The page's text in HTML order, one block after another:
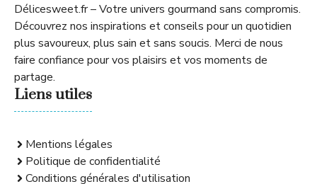
Délicesweet.fr – Votre univers gourmand sans compromis.
Découvrez nos inspirations et conseils pour un quotidien
plus savoureux, plus sain et sans soucis. Merci de nous
faire confiance pour vos plaisirs et vos moments de
partage.
Liens utiles
Mentions légales
Politique de confidentialité
Conditions générales d'utilisation